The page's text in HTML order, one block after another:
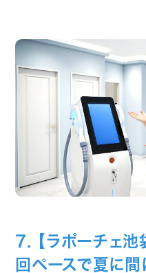
7. 【ラポーチェ
回ペースで夏に間